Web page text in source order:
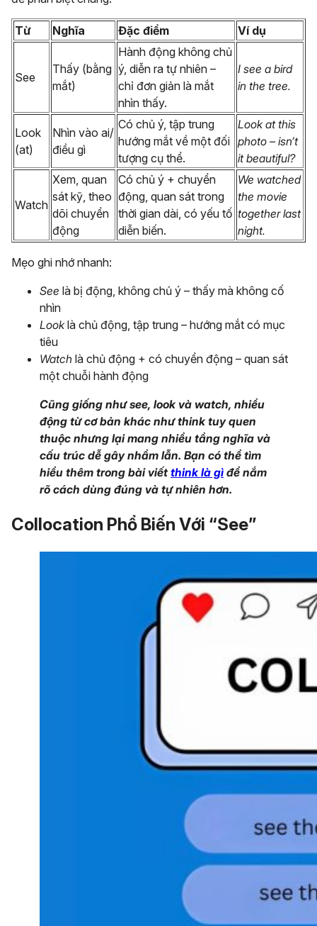
Từ Nghĩa Đặc điểm Ví dụ
See
Thấy (bằng
mắt)
Hành động không chủ
ý, diễn ra tự nhiên –
chỉ đơn giản là mắt
nhìn thấy.
I see a bird
in the tree.
Look
(at)
Nhìn vào ai/
điều gì
Có chủ ý, tập trung
hướng mắt về một đối
tượng cụ thể.
Look at this
photo – isn’t
it beautiful?
Watch
Xem, quan
sát kỹ, theo
dõi chuyển
động
Có chủ ý + chuyển
động, quan sát trong
thời gian dài, có yếu tố
diễn biến.
We watched
the movie
together last
night.
Mẹo ghi nhớ nhanh:
See là bị động, không chủ ý – thấy mà không cố
nhìn
Looklà chủ động, tập trung – hướng mắt có mục
tiêu
Watch là chủ động + có chuyển động – quan sát
một chuỗi hành động
Cũng giống như see, look và watch, nhiều
động từ cơ bản khác như think tuy quen
thuộc nhưng lại mang nhiều tầng nghĩa và
cấu trúc dễ gây nhầm lẫn. Bạn có thể tìm
hiểu thêm trong bài viết think là gì để nắm
rõ cách dùng đúng và tự nhiên hơn.
Collocation Phổ Biến Với “See”